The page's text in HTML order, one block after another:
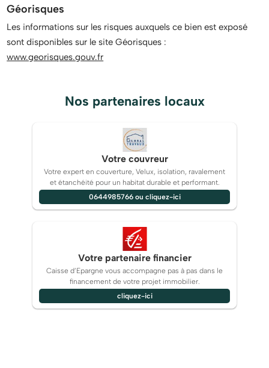
Géorisques
Les informations sur les risques auxquels ce bien est exposé
sont disponibles sur le site Géorisques :
www.georisques.gouv.fr
Nos partenaires locaux
Votre couvreur
Votre expert en couverture, Velux, isolation, ravalement
et étanchéité pour un habitat durable et performant.
0644985766 ou cliquez-ici
Votre partenaire financier
Caisse d’Epargne vous accompagne pas à pas dans le
financement de votre projet immobilier.
cliquez-ici